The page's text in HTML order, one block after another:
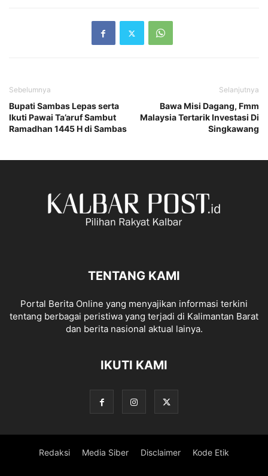
Sebelumnya
Bupati Sambas Lepas serta
Ikuti Pawai Ta’aruf Sambut
Ramadhan 1445 H di Sambas
Selanjutnya
Bawa Misi Dagang, Fmm
Malaysia Tertarik Investasi Di
Singkawang
TENTANG KAMI
Portal Berita Online yang menyajikan informasi terkini
tentang berbagai peristiwa yang terjadi di Kalimantan Barat
dan berita nasional aktual lainya.
IKUTI KAMI
Redaksi Media Siber Disclaimer Kode Etik